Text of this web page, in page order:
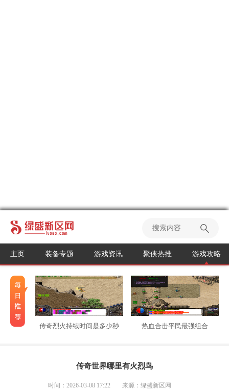
主页 装备专题 游戏资讯 聚侠热推 游戏攻略
传奇烈火持续时间是多少秒 热血合击平民最强组合
传奇世界哪里有火烈鸟
时间：2026-03-08 17:22 来源：绿盛新区网